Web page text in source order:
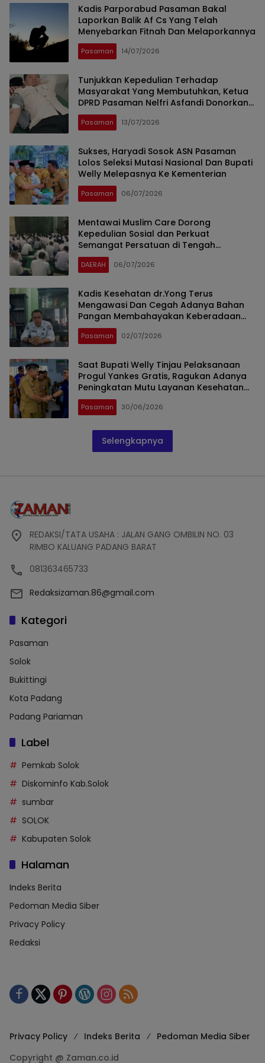
Kadis Parporabud Pasaman Bakal
Laporkan Balik Af Cs Yang Telah
Menyebarkan Fitnah Dan Melaporkannya
Pasaman 14/07/2026
Tunjukkan Kepedulian Terhadap
Masyarakat Yang Membutuhkan, Ketua
DPRD Pasaman Nelfri Asfandi Donorkan
Darahnya
Pasaman 13/07/2026
Sukses, Haryadi Sosok ASN Pasaman
Lolos Seleksi Mutasi Nasional Dan Bupati
Welly Melepasnya Ke Kementerian
Pasaman 06/07/2026
Mentawai Muslim Care Dorong
Kepedulian Sosial dan Perkuat
Semangat Persatuan di Tengah
Masyarakat
DAERAH 06/07/2026
Kadis Kesehatan dr.Yong Terus
Mengawasi Dan Cegah Adanya Bahan
Pangan Membahayakan Keberadaan
MBG
Pasaman 02/07/2026
Saat Bupati Welly Tinjau Pelaksanaan
Progul Yankes Gratis, Ragukan Adanya
Peningkatan Mutu Layanan Kesehatan
RSUD TIB
Pasaman 30/06/2026
Selengkapnya
REDAKSI/TATA USAHA : JALAN GANG OMBILIN NO. 03
RIMBO KALUANG PADANG BARAT
081363465733
Redaksizaman.86@gmail.com
Kategori
Pasaman
Solok
Bukittingi
Kota Padang
Padang Pariaman
Label
Pemkab Solok
Diskominfo Kab.Solok
sumbar
SOLOK
Kabupaten Solok
Halaman
Indeks Berita
Pedoman Media Siber
Privacy Policy
Redaksi
Privacy Policy Indeks Berita
Pedoman Media Siber
Copyright @ Zaman.co.id